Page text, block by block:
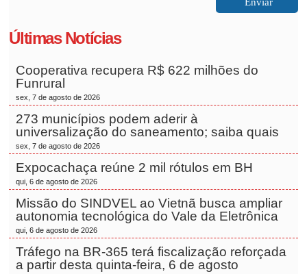
Últimas Notícias
Cooperativa recupera R$ 622 milhões do
Funrural
sex, 7 de agosto de 2026
273 municípios podem aderir à
universalização do saneamento; saiba quais
sex, 7 de agosto de 2026
Expocachaça reúne 2 mil rótulos em BH
qui, 6 de agosto de 2026
Missão do SINDVEL ao Vietnã busca ampliar
autonomia tecnológica do Vale da Eletrônica
qui, 6 de agosto de 2026
Tráfego na BR-365 terá fiscalização reforçada
a partir desta quinta-feira, 6 de agosto